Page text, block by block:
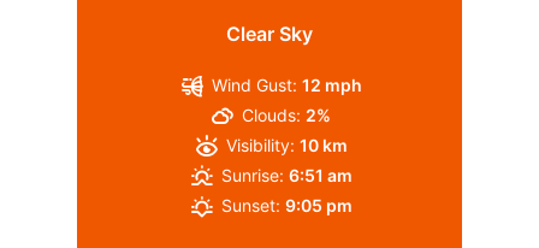
Clear Sky
Wind Gust: 12 mph
Clouds: 2%
Visibility: 10 km
Sunrise: 6:51 am
Sunset: 9:05 pm